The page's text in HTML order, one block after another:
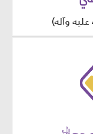
وآله)